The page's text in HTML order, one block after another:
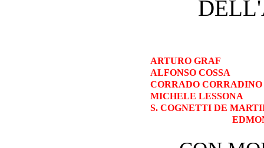
ARTURO GRAF
ALFONSO COSSA
CORRADO CORRADINO
MICHELE LESSONA
S. COGNETTI DE